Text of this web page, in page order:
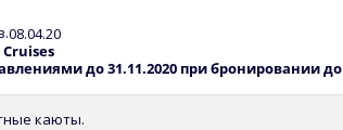
08.04.20
до 31.11.2020 при бронировании до
каюты.